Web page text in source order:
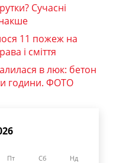
Сучасні
11 пожеж на
і сміття
в люк: бетон
години. ФОТО
Пт Сб Нд